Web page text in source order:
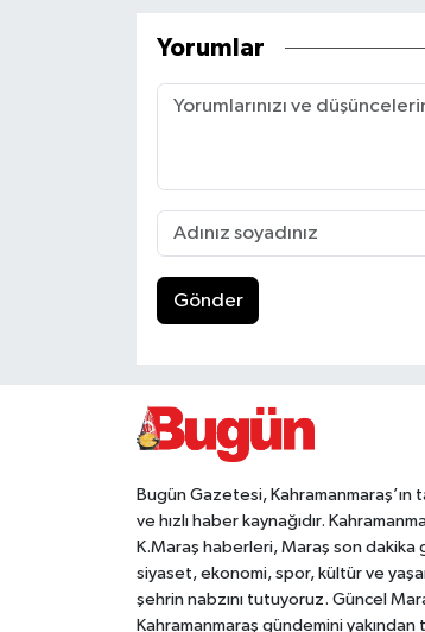
Yorumlar
Gönder
Bugün Gazetesi, Kahramanmaraş’ın
ve hızlı haber kaynağıdır.
K.Maraş haberleri, Maraş son dakika
siyaset, ekonomi, spor, kültür ve
şehrin nabzını tutuyoruz. Güncel
Kahramanmaraş gündemini